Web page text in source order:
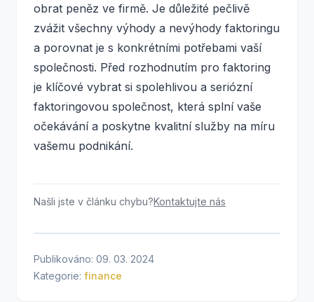
obrat peněz ve firmě. Je důležité pečlivě
zvážit všechny výhody a nevýhody faktoringu
a porovnat je s konkrétními potřebami vaší
společnosti. Před rozhodnutím pro faktoring
je klíčové vybrat si spolehlivou a seriózní
faktoringovou společnost, která splní vaše
očekávání a poskytne kvalitní služby na míru
vašemu podnikání.
Našli jste v článku chybu?Kontaktujte nás
Publikováno: 09. 03. 2024
Kategorie: finance